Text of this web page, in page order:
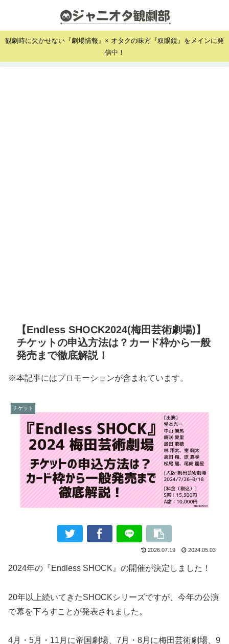
観劇時に欠かせない『劇場情報』× オタクの味方『双眼鏡』をメインに発
信中！
【Endless SHOCK2024(梅田芸術劇場)】
チケットの申込方法は？カード枠から一般
発売まで徹底解説！
※本記事にはプロモーションが含まれています。
チケット
2026.07.19 2024.05.03
2024年の『Endless SHOCK』の開催が決定しました！
20年以上続いてきたSHOCKシリーズですが、今年の公演
で幕を下ろすことが発表されました。
4月・5月・11月に帝国劇場、7月・8月に梅田芸術劇場、9